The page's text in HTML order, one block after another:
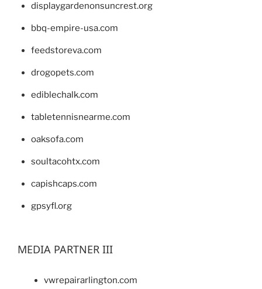
displaygardenonsuncrest.org
bbq-empire-usa.com
feedstoreva.com
drogopets.com
ediblechalk.com
tabletennisnearme.com
oaksofa.com
soultacohtx.com
capishcaps.com
gpsyfl.org
MEDIA PARTNER III
vwrepairarlington.com